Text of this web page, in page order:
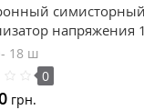
симисторный
напряжения
Volter СНПТО-
18 ш
0
грн.